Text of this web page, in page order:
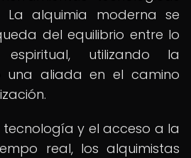
La alquimia moderna se
del equilibrio entre lo
utilizando la
una aliada en el camino
y el acceso a la
real, los alquimistas